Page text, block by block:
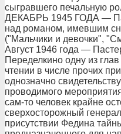
сыгравшего печальную
ДЕКАБРЬ 1945 ГОДА —
над романом, имевшим
("Мальчики и девочки",
Август 1946 года —
Переделкино одну из
чтении в числе прочих
однозначно
проводимого
сам-то человек крайне
сверхосторожный
присутствии Федина